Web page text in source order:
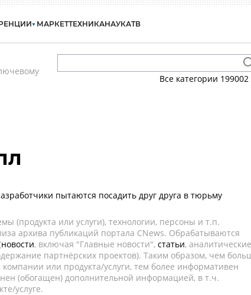
МАРКЕТТЕХНИКАНАУКАТВ
Все категории 199002
пытаются посадить друг друга в тюрьму
(продукта или услуги), технологии, персоны и т.п.
архива публикаций портала CNews. Обрабатываются
новости, включая "Главные новости", статьи, аналитические
партнёрских проектов). Таким образом, чем
или продукта/услуги, тем более информативен
(обогащен) дополнительной информацией, в т.ч.
услуге.